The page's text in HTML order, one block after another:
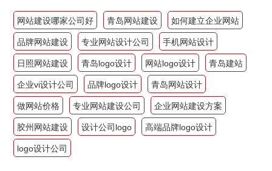
网站建设哪家公司好 青岛网站建设 如何建立企业网站
品牌网站建设 专业网站设计公司 手机网站设计
日照网站建设 青岛logo设计 网站logo设计 青岛建站
企业vi设计公司 品牌logo设计 青岛网站设计
做网站价格 专业网站建设公司 企业网站建设方案
胶州网站建设 设计公司logo 高端品牌logo设计
logo设计公司